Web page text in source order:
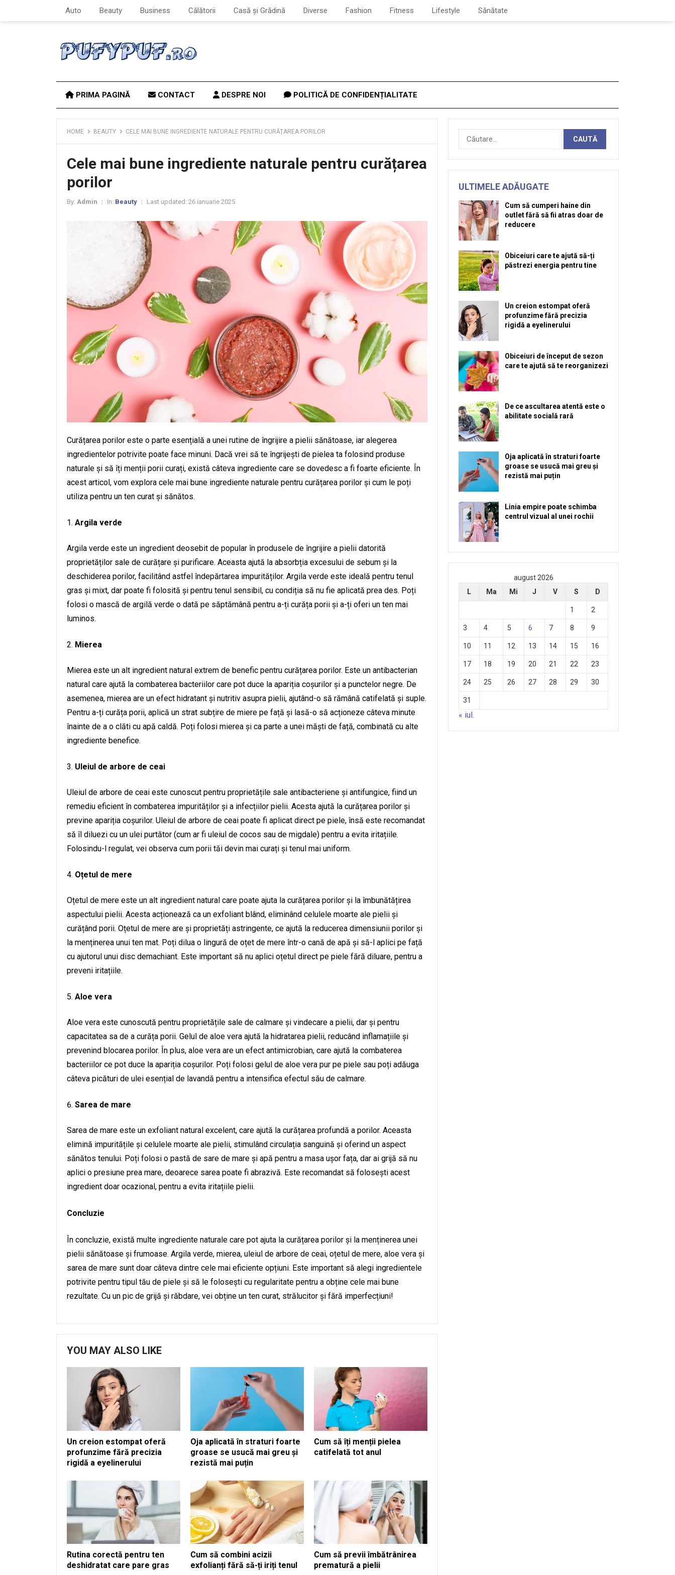
Auto Beauty Business Călătorii Casă și Grădină Diverse Fashion Fitness Lifestyle Sănătate
PRIMA PAGINĂ CONTACT DESPRE NOI POLITICĂ DE CONFIDENȚIALITATE
HOME BEAUTY CELE MAI BUNE INGREDIENTE NATURALE PENTRU CURĂȚAREA PORILOR
Cele mai bune ingrediente naturale pentru curățarea
porilor
By: Admin In: Beauty Last updated: 26 ianuarie 2025
Curățarea porilor este o parte esențială a unei rutine de îngrijire a pielii sănătoase, iar alegerea
ingredientelor potrivite poate face minuni. Dacă vrei să te îngrijești de pielea ta folosind produse
naturale și să îți menții porii curați, există câteva ingrediente care se dovedesc a fi foarte eficiente. În
acest articol, vom explora cele mai bune ingrediente naturale pentru curățarea porilor și cum le poți
utiliza pentru un ten curat și sănătos.
Argila verde
Argila verde este un ingredient deosebit de popular în produsele de îngrijire a pielii datorită
proprietăților sale de curățare și purificare. Aceasta ajută la absorbția excesului de sebum și la
deschiderea porilor, facilitând astfel îndepărtarea impurităților. Argila verde este ideală pentru tenul
gras și mixt, dar poate fi folosită și pentru tenul sensibil, cu condiția să nu fie aplicată prea des. Poți
folosi o mască de argilă verde o dată pe săptămână pentru a-ți curăța porii și a-ți oferi un ten mai
luminos.
Mierea
Mierea este un alt ingredient natural extrem de benefic pentru curățarea porilor. Este un antibacterian
natural care ajută la combaterea bacteriilor care pot duce la apariția coșurilor și a punctelor negre. De
asemenea, mierea are un efect hidratant și nutritiv asupra pielii, ajutând-o să rămână catifelată și suple.
Pentru a-ți curăța porii, aplică un strat subțire de miere pe față și lasă-o să acționeze câteva minute
înainte de a o clăti cu apă caldă. Poți folosi mierea și ca parte a unei măști de față, combinată cu alte
ingrediente benefice.
Uleiul de arbore de ceai
Uleiul de arbore de ceai este cunoscut pentru proprietățile sale antibacteriene și antifungice, fiind un
remediu eficient în combaterea impurităților și a infecțiilor pielii. Acesta ajută la curățarea porilor și
previne apariția coșurilor. Uleiul de arbore de ceai poate fi aplicat direct pe piele, însă este recomandat
să îl diluezi cu un ulei purtător (cum ar fi uleiul de cocos sau de migdale) pentru a evita iritațiile.
Folosindu-l regulat, vei observa cum porii tăi devin mai curați și tenul mai uniform.
Oțetul de mere
Oțetul de mere este un alt ingredient natural care poate ajuta la curățarea porilor și la îmbunătățirea
aspectului pielii. Acesta acționează ca un exfoliant blând, eliminând celulele moarte ale pielii și
curățând porii. Oțetul de mere are și proprietăți astringente, ce ajută la reducerea dimensiunii porilor și
la menținerea unui ten mat. Poți dilua o lingură de oțet de mere într-o cană de apă și să-l aplici pe față
cu ajutorul unui disc demachiant. Este important să nu aplici oțetul direct pe piele fără diluare, pentru a
preveni iritațiile.
Aloe vera
Aloe vera este cunoscută pentru proprietățile sale de calmare și vindecare a pielii, dar și pentru
capacitatea sa de a curăța porii. Gelul de aloe vera ajută la hidratarea pielii, reducând inflamațiile și
prevenind blocarea porilor. În plus, aloe vera are un efect antimicrobian, care ajută la combaterea
bacteriilor ce pot duce la apariția coșurilor. Poți folosi gelul de aloe vera pur pe piele sau poți adăuga
câteva picături de ulei esențial de lavandă pentru a intensifica efectul său de calmare.
Sarea de mare
Sarea de mare este un exfoliant natural excelent, care ajută la curățarea profundă a porilor. Aceasta
elimină impuritățile și celulele moarte ale pielii, stimulând circulația sanguină și oferind un aspect
sănătos tenului. Poți folosi o pastă de sare de mare și apă pentru a masa ușor fața, dar ai grijă să nu
aplici o presiune prea mare, deoarece sarea poate fi abrazivă. Este recomandat să folosești acest
ingredient doar ocazional, pentru a evita iritațiile pielii.
Concluzie
În concluzie, există multe ingrediente naturale care pot ajuta la curățarea porilor și la menținerea unei
pielii sănătoase și frumoase. Argila verde, mierea, uleiul de arbore de ceai, oțetul de mere, aloe vera și
sarea de mare sunt doar câteva dintre cele mai eficiente opțiuni. Este important să alegi ingredientele
potrivite pentru tipul tău de piele și să le folosești cu regularitate pentru a obține cele mai bune
rezultate. Cu un pic de grijă și răbdare, vei obține un ten curat, strălucitor și fără imperfecțiuni!
YOU MAY ALSO LIKE
Un creion estompat oferă
profunzime fără precizia
rigidă a eyelinerului
Oja aplicată în straturi foarte
groase se usucă mai greu și
rezistă mai puțin
Cum să îți menții pielea
catifelată tot anul
Rutina corectă pentru ten
deshidratat care pare gras
Cum să combini acizii
exfolianți fără să-ți iriți tenul
Cum să previi îmbătrânirea
prematură a pielii
Caută
după:
ULTIMELE ADĂUGATE
Cum să cumperi haine din
outlet fără să fii atras doar de
reducere
Obiceiuri care te ajută să-ți
păstrezi energia pentru tine
Un creion estompat oferă
profunzime fără precizia
rigidă a eyelinerului
Obiceiuri de început de sezon
care te ajută să te reorganizezi
De ce ascultarea atentă este o
abilitate socială rară
Oja aplicată în straturi foarte
groase se usucă mai greu și
rezistă mai puțin
Linia empire poate schimba
centrul vizual al unei rochii
august 2026
L
Ma Mi J V S D
1 2
3 4 5 6 7 8 9
10 11 12 13 14 15 16
17 18 19 20 21 22 23
24 25 26 27 28 29 30
31
« iul.